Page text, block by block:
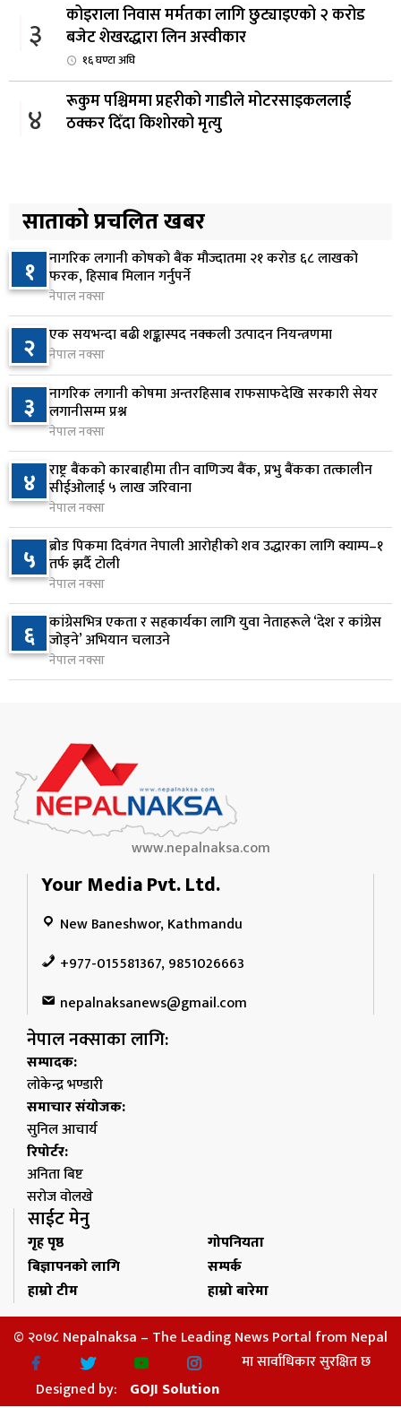
३
कोइराला निवास मर्मतका लागि छुट्याइएको २ करोड
बजेट शेखरद्धारा लिन अस्वीकार
१६ घण्टा अघि
४
रूकुम पश्चिममा प्रहरीको गाडीले मोटरसाइकललाई
ठक्कर दिँदा किशोरको मृत्यु
५
प्रस्तुत हुने
१६ घण्टा अघि
६
आज बस्ने भनिएको राष्ट्रिय सभाको बैठक बुधबारका लागि
सर्‍यो
१६ घण्टा अघि
७
वीरगञ्जमा ट्यांकरको सिल खोलेर तेल निकाल्ने सात जना
रंगेहात पक्राउ
१७ घण्टा अघि
८
जन्मसिद्ध नागरिकता कडा बनाउने ट्रम्पको नयाँ प्रयास, दुई
कार्यकारी आदेश जारी
१७ घण्टा अघि
९ राप्रपाको निर्णय: बागमती प्रदेश सरकारमा सहभागी नहुने
१७ घण्टा अघि
१०
२५० रुपैयाँको सामान किन्दा कञ्चनपुरका उपभोक्ताले
जिते १० लाख
१७ घण्टा अघि
साताको प्रचलित खबर
१ नागरिक लगानी कोषको बैंक मौज्दातमा २१ करोड ६८ लाखको
फरक, हिसाब मिलान गर्नुपर्ने
नेपाल नक्सा
२ एक सयभन्दा बढी शङ्कास्पद नक्कली उत्पादन नियन्त्रणमा
नेपाल नक्सा
३ नागरिक लगानी कोषमा अन्तरहिसाब राफसाफदेखि सरकारी सेयर
लगानीसम्म प्रश्न
नेपाल नक्सा
४ राष्ट्र बैंकको कारबाहीमा तीन वाणिज्य बैंक, प्रभु बैंकका तत्कालीन
सीईओलाई ५ लाख जरिवाना
नेपाल नक्सा
५ ब्रोड पिकमा दिवंगत नेपाली आरोहीको शव उद्धारका लागि क्याम्प–१
तर्फ झर्दै टोली
नेपाल नक्सा
६ कांग्रेसभित्र एकता र सहकार्यका लागि युवा नेताहरूले ‘देश र कांग्रेस
जोड्ने’ अभियान चलाउने
नेपाल नक्सा
www.nepalnaksa.com
Your Media Pvt. Ltd.
New Baneshwor, Kathmandu
+977-015581367, 9851026663
nepalnaksanews@gmail.com
नेपाल नक्साका लागि:
सम्पादक:
लोकेन्द्र भण्डारी
समाचार संयोजक:
सुनिल आचार्य
रिपोर्टर:
अनिता बिष्ट
सरोज वोलखे
साईट मेनु
गृह पृष्ठ
गोपनियता
बिज्ञापनको लागि
सम्पर्क
हाम्रो टीम
हाम्रो बारेमा
© २०७८ Nepalnaksa – The Leading News Portal from Nepal
मा सार्वाधिकार सुरक्षित छ
Designed by: GOJI Solution